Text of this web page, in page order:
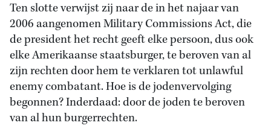
Ten slotte verwijst zij naar de in het najaar van
2006 aangenomen Military Commissions Act, die
de president het recht geeft elke persoon, dus ook
elke Amerikaanse staatsburger, te beroven van al
zijn rechten door hem te verklaren tot unlawful
enemy combatant. Hoe is de jodenvervolging
begonnen? Inderdaad: door de joden te beroven
van al hun burgerrechten.